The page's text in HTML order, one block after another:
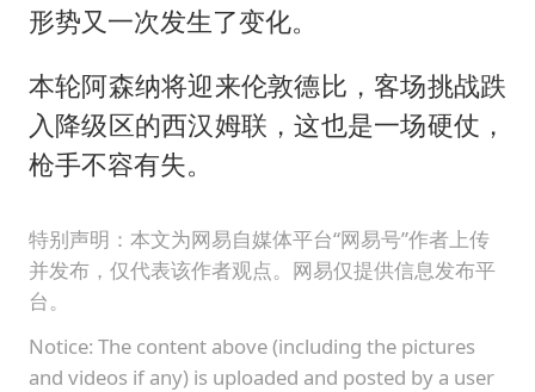
形势又一次发生了变化。
本轮阿森纳将迎来伦敦德比，客场挑战跌
入降级区的西汉姆联，这也是一场硬仗，
枪手不容有失。
特别声明：本文为网易自媒体平台“网易号”作者上传
并发布，仅代表该作者观点。网易仅提供信息发布平
台。
Notice: The content above (including the pictures
and videos if any) is uploaded and posted by a user